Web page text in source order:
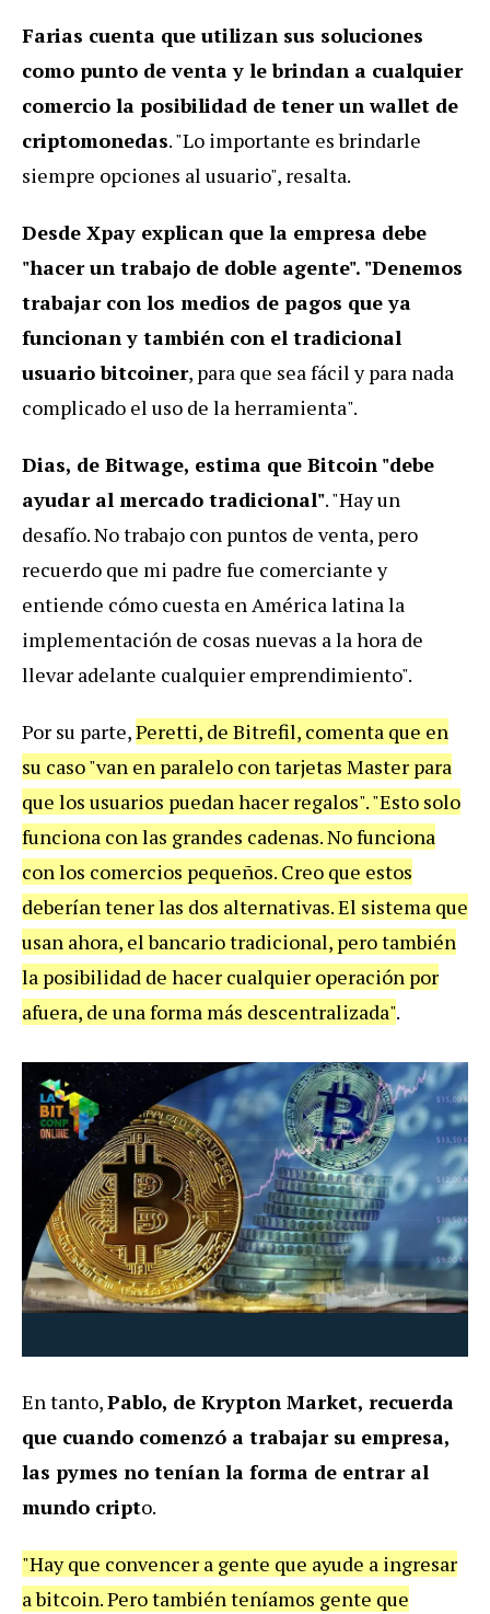
Farias cuenta que utilizan sus soluciones
como punto de venta y le brindan a cualquier
comercio la posibilidad de tener un wallet de
criptomonedas. "Lo importante es brindarle
siempre opciones al usuario", resalta.
Desde Xpay explican que la empresa debe
"hacer un trabajo de doble agente". "Denemos
trabajar con los medios de pagos que ya
funcionan y también con el tradicional
usuario bitcoiner, para que sea fácil y para nada
complicado el uso de la herramienta".
Dias, de Bitwage, estima que Bitcoin "debe
ayudar al mercado tradicional". "Hay un
desafío. No trabajo con puntos de venta, pero
recuerdo que mi padre fue comerciante y
entiende cómo cuesta en América latina la
implementación de cosas nuevas a la hora de
llevar adelante cualquier emprendimiento".
Por su parte,Peretti, de Bitrefil, comenta que en
su caso "van en paralelo con tarjetas Master para
que los usuarios puedan hacer regalos". "Esto solo
funciona con las grandes cadenas. No funciona
con los comercios pequeños. Creo que estos
deberían tener las dos alternativas. El sistema que
usan ahora, el bancario tradicional, pero también
la posibilidad de hacer cualquier operación por
afuera, de una forma más descentralizada".
En tanto,Pablo, de Krypton Market, recuerda
que cuando comenzó a trabajar su empresa,
las pymes no tenían la forma de entrar al
mundo cripto.
"Hay que convencer a gente que ayude a ingresar
a bitcoin. Pero también teníamos gente que